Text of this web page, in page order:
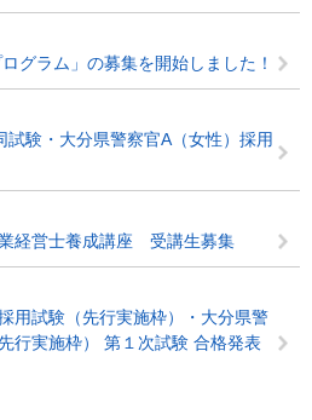
グラム」の募集を開始しました！
験・大分県警察官A（女性）採用
経営士養成講座 受講生募集
用試験（先行実施枠）・大分県警
行実施枠） 第１次試験 合格発表